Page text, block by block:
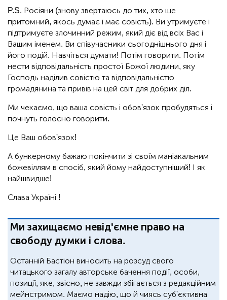
P.S. Росіяни (знову звертаюсь до тих, хто ще
притомний, якось думає і має совість). Ви утримуєте і
підтримуєте злочинний режим, який діє від всіх Вас і
Вашим іменем. Ви співучасники сьогоднішнього дня і
його подій. Навчіться думати! Потім говорити. Потім
нести відповідальність простої Божої людини, яку
Господь наділив совістю та відповідальністю
громадянина та привів на цей світ для добрих діл.
Ми чекаємо, що ваша совість і обов'язок пробудяться і
почнуть голосно говорити.
Це Ваш обов'язок!
А бункерному бажаю покінчити зі своїм маніакальним
божевіллям в спосіб, який йому найдоступніший! І як
найшвидше!
Слава Україні !
Ми захищаємо невід'ємне право на
свободу думки і слова.
Останній Бастіон виносить на розсуд свого
читацького загалу авторське бачення події, особи,
позиції, яке, звісно, не завжди збігається з редакційним
мейнстримом. Маємо надію, що й чиясь суб'єктивна